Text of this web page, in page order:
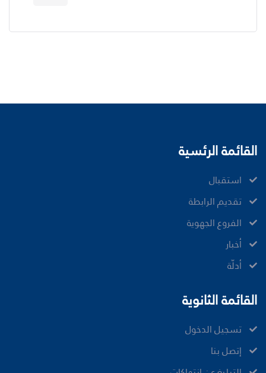
القائمة الرئسية
ﺍﺳﺘﻘﺒﺎﻝ
ﺗﻘﺪﻳﻢ ﺍﻟﺮﺍﺑﻄﺔ
الفروع الجهوية
ﺃﺧﺒﺎﺭ
أدلّة
القائمة الثانوية
تسجيل الدخول
إتصل بنا